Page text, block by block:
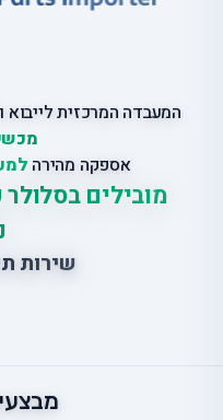
המעבדה המרכזית לייבוא
אספקה מהירה
שירות